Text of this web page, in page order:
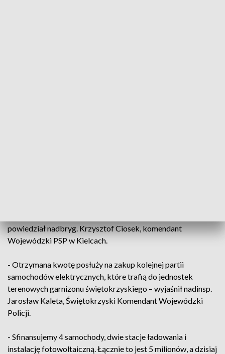
powiedział nadbryg. Krzysztof Ciosek, komendant
Wojewódzki PSP w Kielcach.
- Otrzymana kwotę posłuży na zakup kolejnej partii
samochodów elektrycznych, które trafią do jednostek
terenowych garnizonu świętokrzyskiego – wyjaśnił nadinsp.
Jarosław Kaleta, Świętokrzyski Komendant Wojewódzki
Policji.
- Sfinansujemy 4 samochody, dwie stacje ładowania i
instalację fotowoltaiczną. Łącznie to jest 5 milionów, a dzisiaj